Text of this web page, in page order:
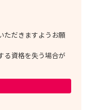
ただきますようお願
る資格を失う場合が